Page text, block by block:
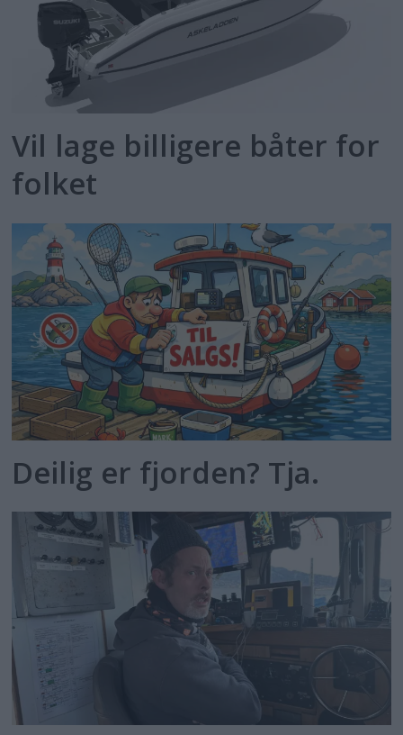
Vil lage billigere båter for
folket
Deilig er fjorden? Tja.